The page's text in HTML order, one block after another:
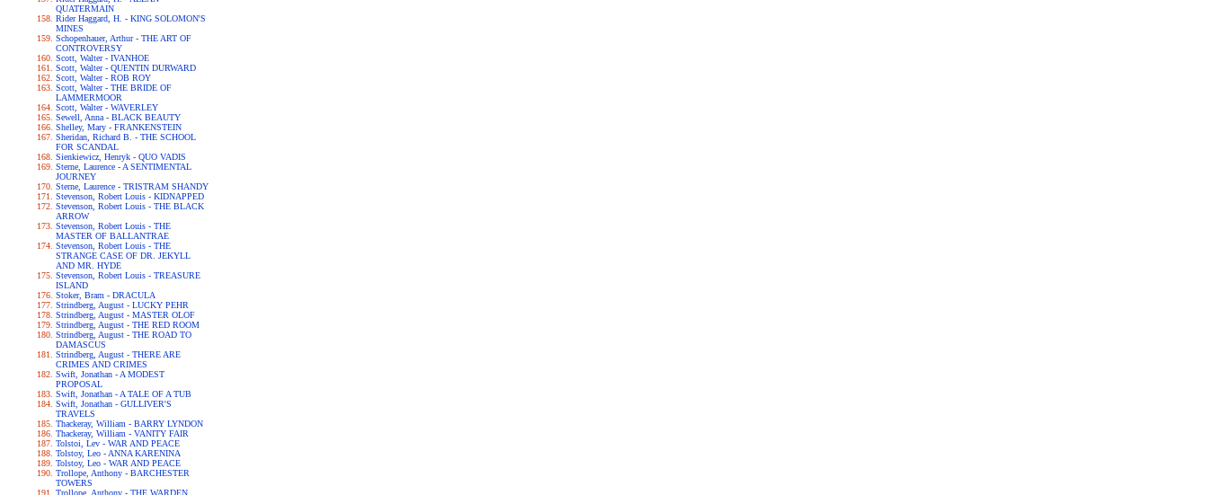
QUATERMAIN
Rider Haggard, H. - KING SOLOMON'S
MINES
Schopenhauer, Arthur - THE ART OF
CONTROVERSY
Scott, Walter - IVANHOE
Scott, Walter - QUENTIN DURWARD
Scott, Walter - ROB ROY
Scott, Walter - THE BRIDE OF
LAMMERMOOR
Scott, Walter - WAVERLEY
Sewell, Anna - BLACK BEAUTY
Shelley, Mary - FRANKENSTEIN
Sheridan, Richard B. - THE SCHOOL
FOR SCANDAL
Sienkiewicz, Henryk - QUO VADIS
Sterne, Laurence - A SENTIMENTAL
JOURNEY
Sterne, Laurence - TRISTRAM SHANDY
Stevenson, Robert Louis - KIDNAPPED
Stevenson, Robert Louis - THE BLACK
ARROW
Stevenson, Robert Louis - THE
MASTER OF BALLANTRAE
Stevenson, Robert Louis - THE
STRANGE CASE OF DR. JEKYLL
AND MR. HYDE
Stevenson, Robert Louis - TREASURE
ISLAND
Stoker, Bram - DRACULA
Strindberg, August - LUCKY PEHR
Strindberg, August - MASTER OLOF
Strindberg, August - THE RED ROOM
Strindberg, August - THE ROAD TO
DAMASCUS
Strindberg, August - THERE ARE
CRIMES AND CRIMES
Swift, Jonathan - A MODEST
PROPOSAL
Swift, Jonathan - A TALE OF A TUB
Swift, Jonathan - GULLIVER'S
TRAVELS
Thackeray, William - BARRY LYNDON
Thackeray, William - VANITY FAIR
Tolstoi, Lev - WAR AND PEACE
Tolstoy, Leo - ANNA KARENINA
Tolstoy, Leo - WAR AND PEACE
Trollope, Anthony - BARCHESTER
TOWERS
Trollope, Anthony - THE WARDEN